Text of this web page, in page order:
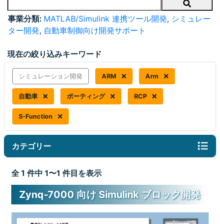
Search
事業分類: MATLAB/Simulink 連携ツール開発, シミュレー
ター開発, 自動車制御向け開発サポート
現在の絞り込みキーワード
シミュレーション開発 ARM Arm
自動車 ポーティング RCP
S-Function
カテゴリー
全 1 件中 1〜1 件目を表示
Zynq-7000 向け Simulink ブロック開発